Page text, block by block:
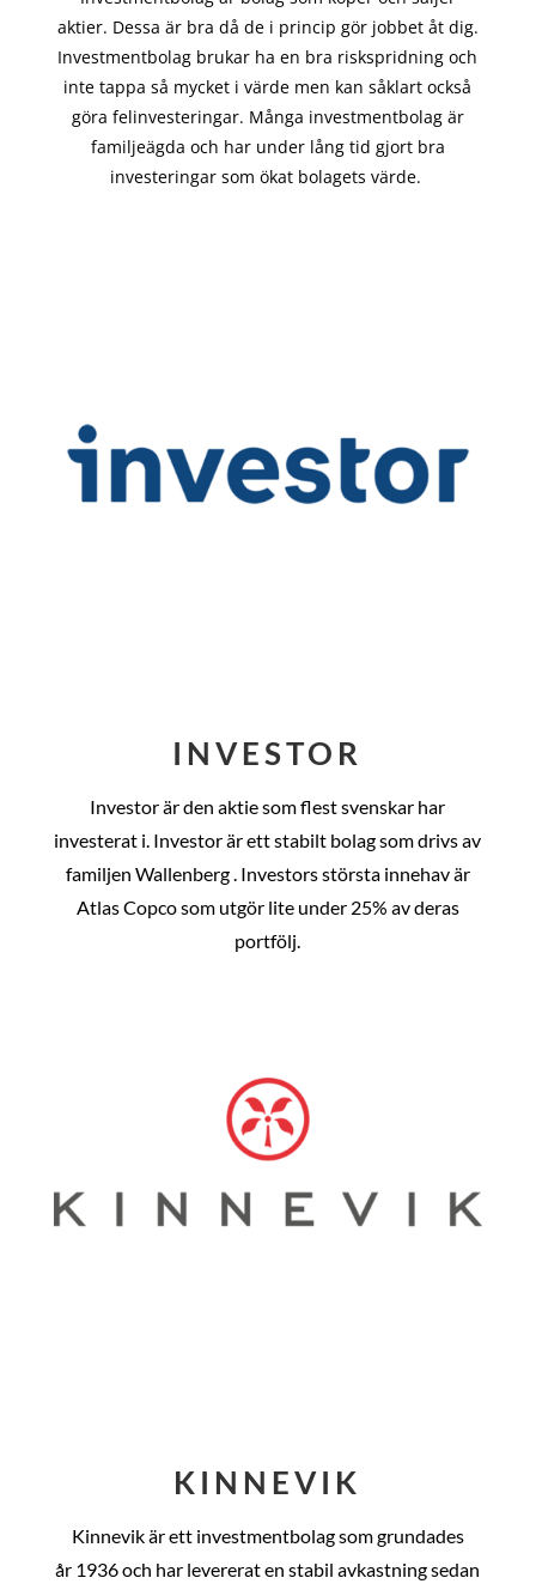
aktier. Dessa är bra då de i princip görjobbet åt dig.
Investmentbolag brukar ha en bra riskspridning och
inte tappa så mycket i värde men kan såklart också
göra felinvesteringar. Många investmentbolag är
familjeägda och har under lång tid gjort bra
investeringar som ökat bolagets värde.
INVESTOR
Investor är den aktie som flest svenskar har
investerat i. Investor är ett stabilt bolag som drivs av
familjen Wallenberg . Investors största innehav är
Atlas Copco som utgör lite under 25% av deras
portfölj.
KINNEVIK
Kinnevik är ett investmentbolag som grundades
år 1936 och har levererat en stabil avkastning sedan